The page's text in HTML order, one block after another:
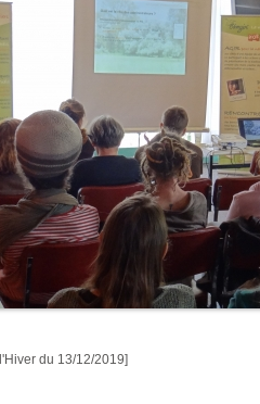
du 13/12/2019]